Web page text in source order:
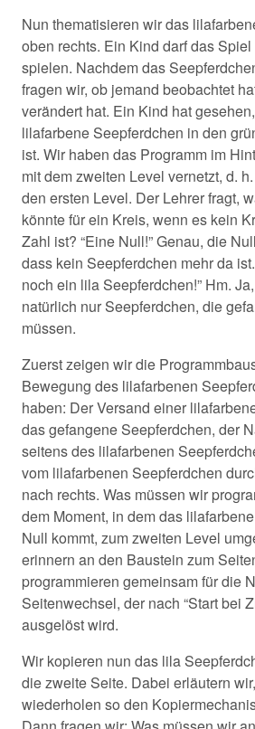
Nun thematisieren wir das
oben rechts. Ein Kind darf das
spielen. Nachdem das
fragen wir, ob jemand beobachtet
verändert hat. Ein Kind hat
lilafarbene Seepferdchen in den
ist. Wir haben das Programm im
mit dem zweiten Level vernetzt, d.
den ersten Level. Der Lehrer fragt,
könnte für ein Kreis, wenn es kein
Zahl ist? “Eine Null!” Genau, die
dass kein Seepferdchen mehr da
noch ein lila Seepferdchen!” Hm.
natürlich nur Seepferdchen, die
müssen.
Zuerst zeigen wir die
Bewegung des lilafarbenen
haben: Der Versand einer
das gefangene Seepferdchen, der
seitens des lilafarbenen
vom lilafarbenen Seepferdchen
nach rechts. Was müssen wir
dem Moment, in dem das
Null kommt, zum zweiten Level
erinnern an den Baustein zum
programmieren gemeinsam für die
Seitenwechsel, der nach “Start bei
ausgelöst wird.
Wir kopieren nun das lila
die zweite Seite. Dabei erläutern
wiederholen so den